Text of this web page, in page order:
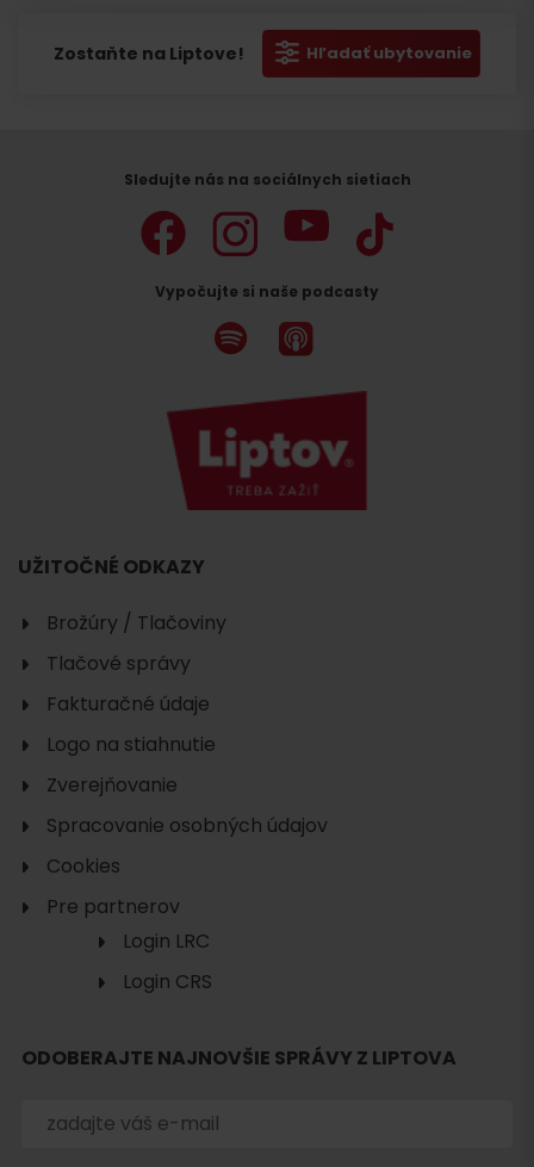
Zostaňte na Liptove! Hľadať ubytovanie
Sledujte nás na sociálnych sietiach
Vypočujte si naše podcasty
UŽITOČNÉ ODKAZY
Brožúry / Tlačoviny
Tlačové správy
Fakturačné údaje
Logo na stiahnutie
Zverejňovanie
Spracovanie osobných údajov
Cookies
Pre partnerov
Login LRC
Login CRS
ODOBERAJTE NAJNOVŠIE SPRÁVY Z LIPTOVA